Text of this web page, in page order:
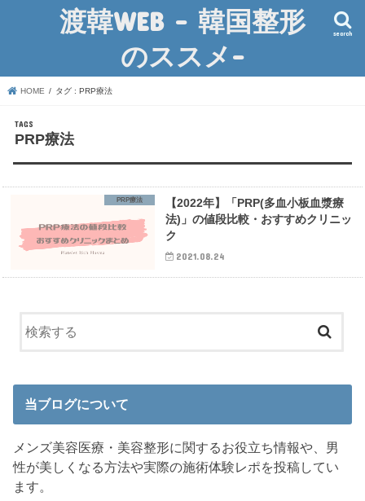
渡韓WEB – 韓国整形
のススメ-
search
HOME タグ : PRP療法
PRP療法
PRP療法
【2022年】「PRP(多血小板血漿療
法)」の値段比較・おすすめクリニッ
ク
2021.08.24
当ブログについて
メンズ美容医療・美容整形に関するお役立ち情報や、男
性が美しくなる方法や実際の施術体験レポを投稿してい
ます。